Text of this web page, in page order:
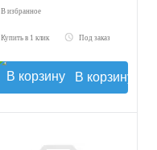
В избранное
Купить в 1 клик Под заказ
В корзину